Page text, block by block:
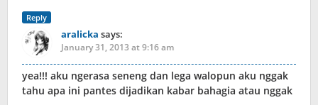
Reply
aralicka says:
January 31, 2013 at 9:16 am
yea!!! aku ngerasa seneng dan lega walopun aku nggak
tahu apa ini pantes dijadikan kabar bahagia atau nggak